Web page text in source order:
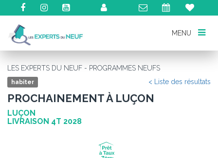
MENU
MENU
LES EXPERTS DU NEUF - PROGRAMMES NEUFS
habiter < Liste des résultats
PROCHAINEMENT À LUÇON
LUÇON
LIVRAISON 4T 2028